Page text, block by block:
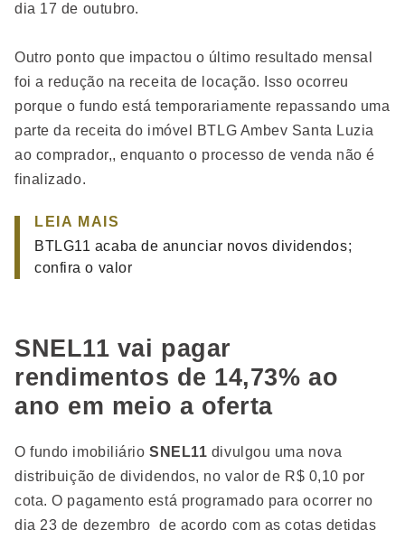
dia 17 de outubro.
Outro ponto que impactou o último resultado mensal
foi a redução na receita de locação. Isso ocorreu
porque o fundo está temporariamente repassando uma
parte da receita do imóvel BTLG Ambev Santa Luzia
ao comprador,, enquanto o processo de venda não é
finalizado.
LEIA MAIS
BTLG11 acaba de anunciar novos dividendos;
confira o valor
SNEL11 vai pagar
rendimentos de 14,73% ao
ano em meio a oferta
O fundo imobiliário SNEL11 divulgou uma nova
distribuição de dividendos, no valor de R$ 0,10 por
cota. O pagamento está programado para ocorrer no
dia 23 de dezembro de acordo com as cotas detidas